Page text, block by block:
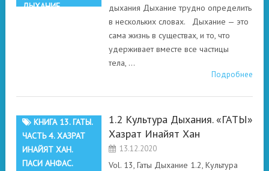
ДЫХАНИЕ
дыхания Дыхание трудно определить
в нескольких словах. Дыхание — это
сама жизнь в существах, и то, что
удерживает вместе все частицы
тела, …
Подробнее
КНИГА 13. ГАТЫ.
ЧАСТЬ 4. ХАЗРАТ
ИНАЙЯТ ХАН.
ПАСИ АНФАС.
1.2 Культура Дыхания. «ГАТЫ»
Хазрат Инайят Хан
13.12.2020
Vol. 13, Гаты Дыхание 1.2, Культура